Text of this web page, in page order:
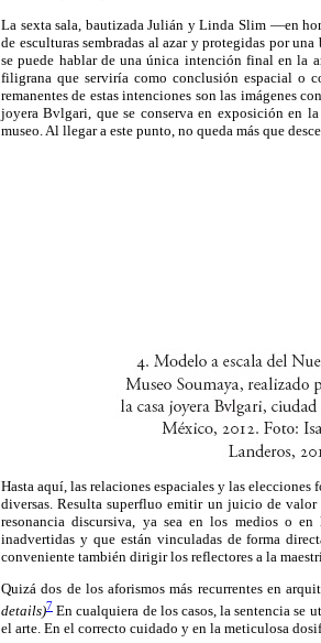
La sexta sala, bautizada Julián y Linda Slim —en
de esculturas sembradas al azar y protegidas por
se puede hablar de una única intención final en la
filigrana que serviría como conclusión espacial o
remanentes de estas intenciones son las imágenes
joyera Bvlgari, que se conserva en exposición en
museo. Al llegar a este punto, no queda más que
Hasta aquí, las relaciones espaciales y las elecciones
diversas. Resulta superfluo emitir un juicio de
resonancia discursiva, ya sea en los medios o
inadvertidas y que están vinculadas de forma
conveniente también dirigir los reflectores a la
Quizá dos de los aforismos más recurrentes en
details)7 En cualquiera de los casos, la sentencia se
el arte. En el correcto cuidado y en la meticulosa